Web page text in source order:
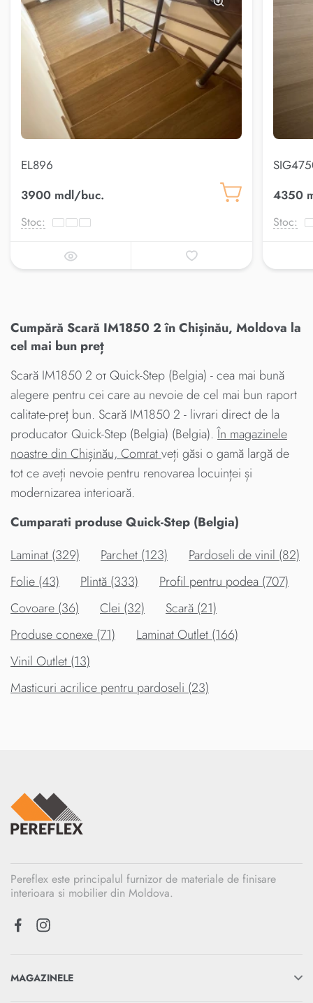
EL896
3900 mdl/buc.
Stoc:
4350
Stoc:
Cumpără Scară IM1850 2 în Chișinău, Moldova la
cel mai bun preț
Scară IM1850 2 от Quick-Step (Belgia) - cea mai bună
alegere pentru cei care au nevoie de cel mai bun raport
calitate-preț bun. Scară IM1850 2 - livrari direct de la
producator Quick-Step (Belgia) (Belgia).În magazinele
noastre din Chișinău, Comratveți găsi o gamă largă de
tot ce aveți nevoie pentru renovarea locuinței și
modernizarea interioară.
Cumparati produse Quick-Step (Belgia)
Laminat (329)
Parchet (123)
Pardoseli de vinil (82)
Folie (43)
Plintă (333)
Profil pentru podea (707)
Covoare (36)
Clei (32)
Scară (21)
Produse conexe (71)
Laminat Outlet (166)
Vinil Outlet (13)
Masticuri acrilice pentru pardoseli (23)
Pereflex este principalul furnizor de materiale de finisare
interioara si mobilier din Moldova.
MAGAZINELE